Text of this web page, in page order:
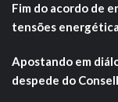
Fim do acordo de
tensões
Apostando em
despede do